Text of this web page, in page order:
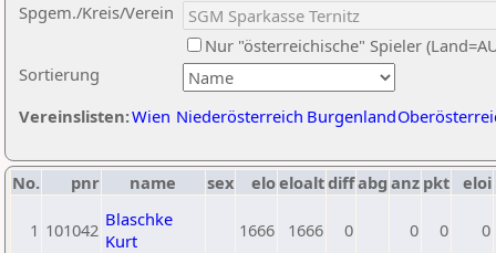
Sortierung
Spgem./Kreis/Verein
Nur "österreichische" Spieler
Vereinslisten:Wien Niederösterreich Burgenland
No. pnr name sex eloeloaltdiffabg anz pkt eloi
1 101042 Blaschke
Kurt
1666 1666 0 0 0 0